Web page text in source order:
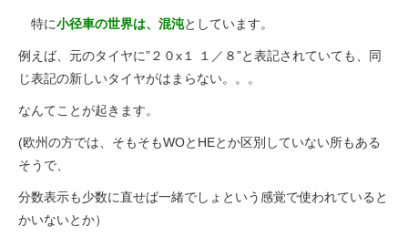
特に小径車の世界は、混沌としています。
例えば、元のタイヤに”２０x１ １／８”と表記されていても、同
じ表記の新しいタイヤがはまらない。。。
なんてことが起きます。
(欧州の方では、そもそもWOとHEとか区別していない所もある
そうで、
分数表示も少数に直せば一緒でしょという感覚で使われていると
かいないとか）